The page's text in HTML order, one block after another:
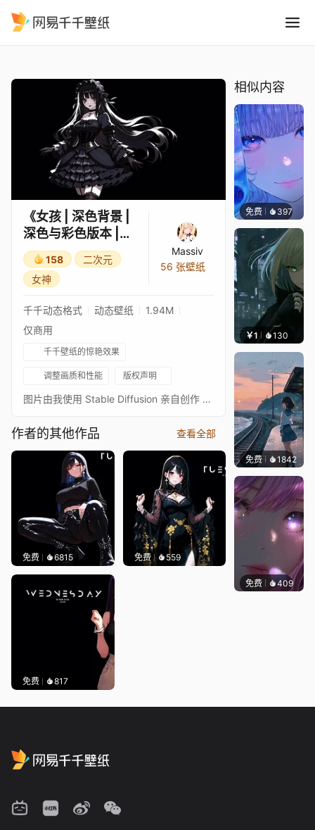
《女孩 | 深色背景 |
深色与彩色版本 |
4K》
158
二次元
女神
Massiv
56 张壁纸
千千动态格式 动态壁纸
1.94M
仅商用
千千壁纸的惊艳效果
调整画质和性能 版权声明
图片由我使用 Stable Diffusion 亲自创作 本项目中展示的所有素材（图像、动画、设计及其他元素）均为我，Massiv 创作的原创作品。 版权声明 根据国际版权法（包括《伯尔尼公约》及当地法律），所有展示作品的版权均独家归属于我。 禁止行为： 未经我事先书面同意，以任何形式使用、复制、修改、传播或销售本内容。 未经授权将本素材上传、编辑或发布至其他平台。 请注意： 任何未经授权的内容使用可能导致法律后果。
作者的其他作品 查看全部
免费 6815 免费 559
免费 817
相似内容
免费 397辰东
￥1 130
免费 1842辰东
免费 409辰东